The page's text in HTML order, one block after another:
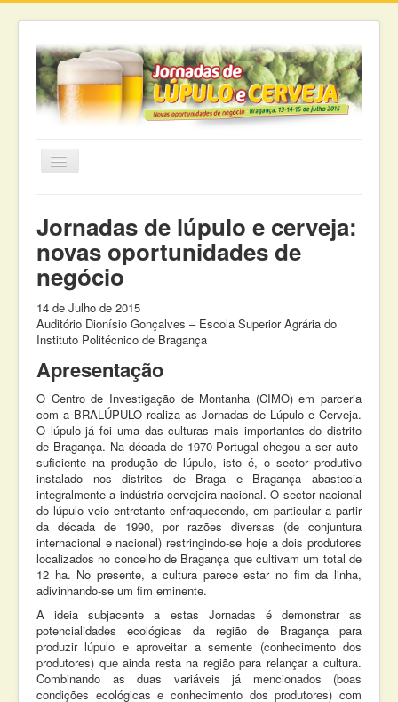
Curso Verão 2015
Seminário
Jornadas
Workshop
Apoios
Contactos
Jornadas de lúpulo e cerveja:
novas oportunidades de
negócio
14 de Julho de 2015
Auditório Dionísio Gonçalves – Escola Superior Agrária do
Instituto Politécnico de Bragança
Apresentação
O Centro de Investigação de Montanha (CIMO) em parceria
com a BRALÚPULO realiza as Jornadas de Lúpulo e Cerveja.
O lúpulo já foi uma das culturas mais importantes do distrito
de Bragança. Na década de 1970 Portugal chegou a ser auto-
suficiente na produção de lúpulo, isto é, o sector produtivo
instalado nos distritos de Braga e Bragança abastecia
integralmente a indústria cervejeira nacional. O sector nacional
do lúpulo veio entretanto enfraquecendo, em particular a partir
da década de 1990, por razões diversas (de conjuntura
internacional e nacional) restringindo-se hoje a dois produtores
localizados no concelho de Bragança que cultivam um total de
12 ha. No presente, a cultura parece estar no fim da linha,
adivinhando-se um fim eminente.
A ideia subjacente a estas Jornadas é demonstrar as
potencialidades ecológicas da região de Bragança para
produzir lúpulo e aproveitar a semente (conhecimento dos
produtores) que ainda resta na região para relançar a cultura.
Combinando as duas variáveis já mencionados (boas
condições ecológicas e conhecimento dos produtores) com